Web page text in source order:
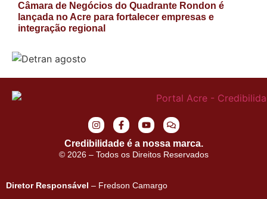
Câmara de Negócios do Quadrante Rondon é
lançada no Acre para fortalecer empresas e
integração regional
Credibilidade é a nossa marca.
© 2026 – Todos os Direitos Reservados
Diretor Responsável – Fredson Camargo